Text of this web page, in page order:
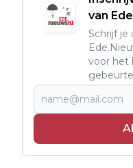
van
Schrijf je
voor het